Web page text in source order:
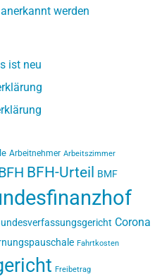
werden
ist neu
Arbeitnehmer Arbeitszimmer
BFH-Urteil BMF
Corona
Fahrtkosten
Freibetrag